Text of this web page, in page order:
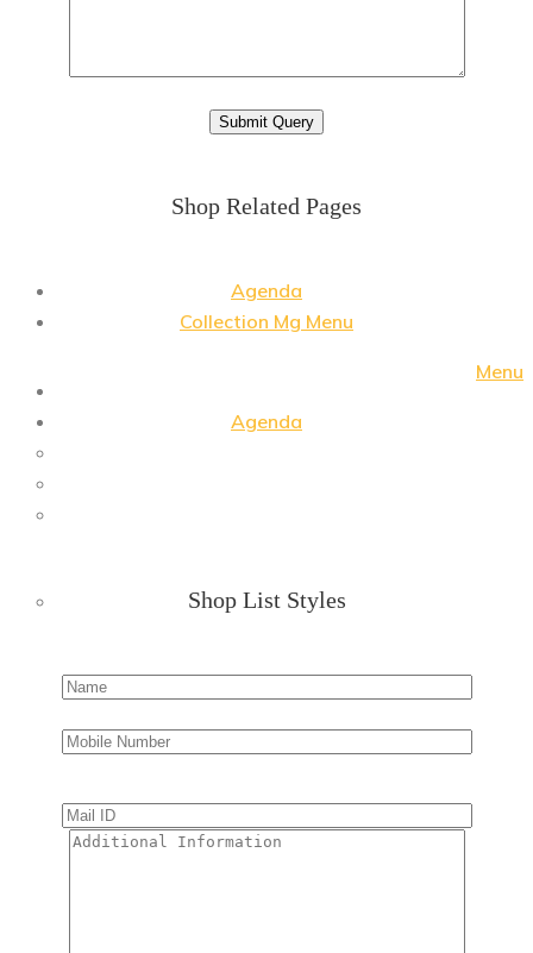
Shop Related Pages
Agenda
Collection Mg Menu
Agenda
Shop List Styles
Menu